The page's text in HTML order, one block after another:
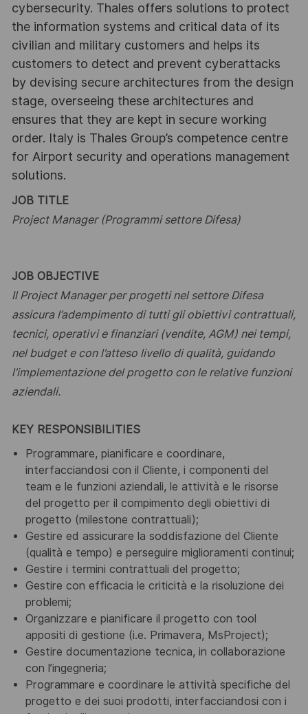
cybersecurity. Thales offers solutions to protect
the information systems and critical data of its
civilian and military customers and helps its
customers to detect and prevent cyberattacks
by devising secure architectures from the design
stage, overseeing these architectures and
ensures that they are kept in secure working
order. Italy is Thales Group’s competence centre
for Airport security and operations management
solutions.
JOB TITLE
Project Manager (Programmi settore Difesa)
JOB OBJECTIVE
Il Project Manager per progetti nel settore Difesa
assicura l’adempimento di tutti gli obiettivicontrattuali,
tecnici, operativi e finanziari (vendite, AGM) nei tempi,
nel budget e con l’atteso livello di qualità, guidando
l’implementazione del progetto con le relative funzioni
aziendali.
KEY RESPONSIBILITIES
Programmare, pianificare e coordinare,
interfacciandosi con il Cliente, i componenti del
team e le funzioni aziendali, le attività e le risorse
del progetto per il compimento degli obiettivi di
progetto (milestone contrattuali);
Gestire ed assicurare la soddisfazione del Cliente
(qualità e tempo) e perseguire miglioramenti continui;
Gestire i termini contrattuali del progetto;
Gestire con efficacia le criticità e la risoluzione dei
problemi;
Organizzare e pianificare il progetto con tool
appositi di gestione (i.e. Primavera, MsProject);
Gestire documentazione tecnica, in collaborazione
con l’ingegneria;
Programmare e coordinare le attività specifiche del
progetto e dei suoi prodotti, interfacciandosi con i